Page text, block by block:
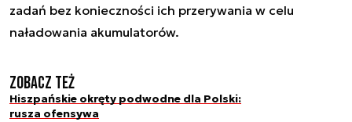
zadań bez konieczności ich przerywania w celu
naładowania akumulatorów.
Zobacz też
Hiszpańskie okręty podwodne dla Polski:
rusza ofensywa